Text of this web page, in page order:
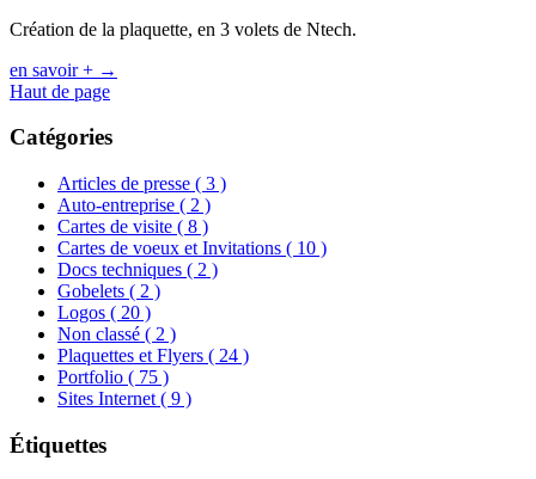
Création de la plaquette, en 3 volets de Ntech.
en savoir + →
Haut de page
Catégories
Articles de presse ( 3 )
Auto-entreprise ( 2 )
Cartes de visite ( 8 )
Cartes de voeux et Invitations ( 10 )
Docs techniques ( 2 )
Gobelets ( 2 )
Logos ( 20 )
Non classé ( 2 )
Plaquettes et Flyers ( 24 )
Portfolio ( 75 )
Sites Internet ( 9 )
Étiquettes